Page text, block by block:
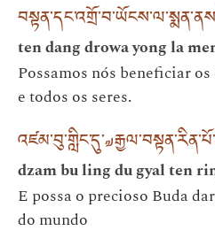
ten dang drowa yong la
Possamos nós beneficiar
e todos os seres.
dzam bu ling du gyal ten
E possa o precioso Buda
do mundo